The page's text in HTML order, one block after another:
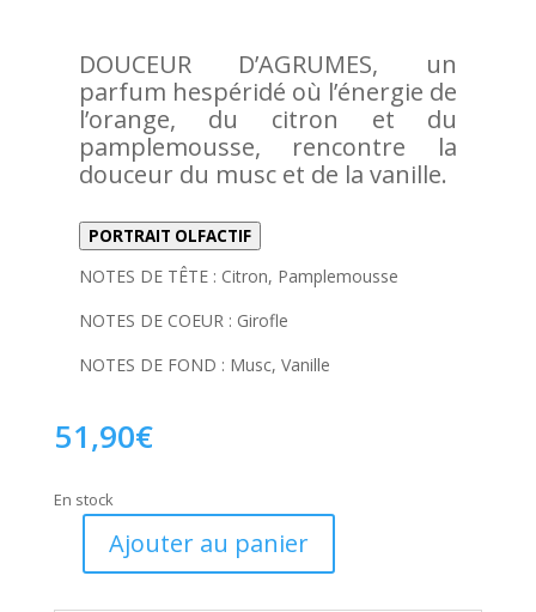
DOUCEUR D’AGRUMES, un
parfum hespéridé où l’énergie de
l’orange, du citron et du
pamplemousse, rencontre la
douceur du musc et de la vanille.
PORTRAIT OLFACTIF
NOTES DE TÊTE : Citron, Pamplemousse
NOTES DE COEUR : Girofle
NOTES DE FOND : Musc, Vanille
51,90€
En stock
quantitéAjouter au panier